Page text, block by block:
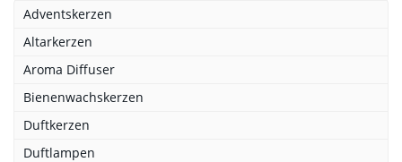
Adventskerzen
Altarkerzen
Aroma Diffuser
Bienenwachskerzen
Duftkerzen
Duftlampen